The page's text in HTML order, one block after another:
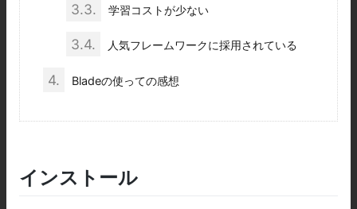
3.3. 学習コストが少ない
3.4. 人気フレームワークに採用されている
4. Bladeの使っての感想
インストール